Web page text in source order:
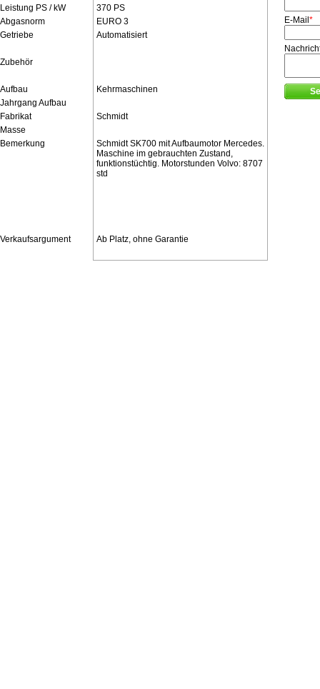
Leistung PS / kW
370 PS
Abgasnorm
EURO 3
Getriebe
Automatisiert
Zubehör
Aufbau
Kehrmaschinen
Jahrgang Aufbau
Fabrikat
Schmidt
Masse
Bemerkung
Schmidt SK700 mit Aufbaumotor Mercedes.
Maschine im gebrauchten Zustand,
funktionstüchtig. Motorstunden Volvo: 8707
std
Verkaufsargument Ab Platz, ohne Garantie
E-Mail *